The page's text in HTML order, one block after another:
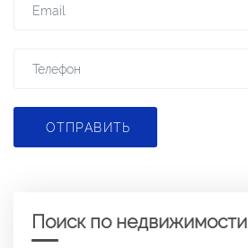
ОТПРАВИТЬ
Поиск по недвижимости